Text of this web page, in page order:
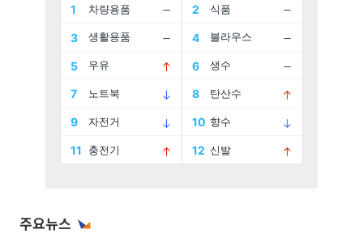
주요뉴스